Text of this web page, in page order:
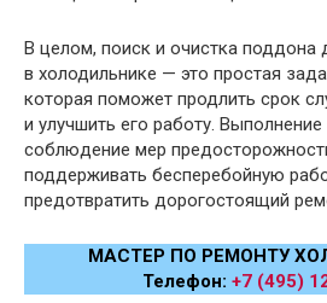
В целом, поиск и очистка поддона
в холодильнике — это простая
которая поможет продлить срок
и улучшить его работу. Выполнение
соблюдение мер
поддерживать бесперебойную
предотвратить дорогостоящий
МАСТЕР ПО РЕМОНТУ
Телефон: +7 (495)